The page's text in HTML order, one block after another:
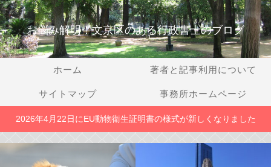
お悩み解明！文京区のある行政書士のブログ
ホーム 著者と記事利用について
サイトマップ 事務所ホームページ
2026年4月22日にEU動物衛生証明書の様式が新しくなりました